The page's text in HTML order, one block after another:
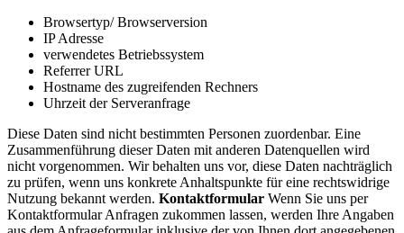
Browsertyp/ Browserversion
IP Adresse
verwendetes Betriebssystem
Referrer URL
Hostname des zugreifenden Rechners
Uhrzeit der Serveranfrage
Diese Daten sind nicht bestimmten Personen zuordenbar. Eine
Zusammenführung dieser Daten mit anderen Datenquellen wird
nicht vorgenommen. Wir behalten uns vor, diese Daten nachträglich
zu prüfen, wenn uns konkrete Anhaltspunkte für eine rechtswidrige
Nutzung bekannt werden. Kontaktformular Wenn Sie uns per
Kontaktformular Anfragen zukommen lassen, werden Ihre Angaben